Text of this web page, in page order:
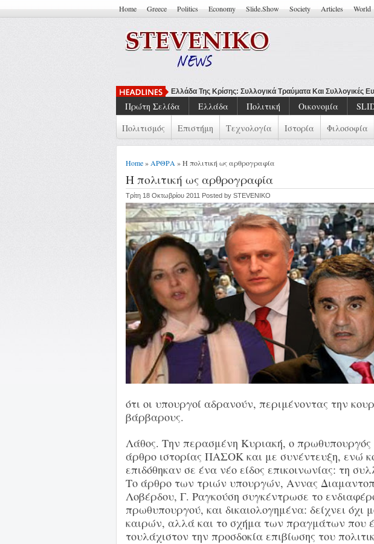
Home Greece Politics Economy Slide.Show Society Articles World
Ελλάδα Της Κρίσης: Συλλογικά Τραύματα Και Συλλογικές
Πρώτη Σελίδα Ελλάδα Πολιτική Οικονομία
Πολιτισμός
Επιστήμη Τεχνολογία Ιστορία Φιλοσοφία
Home» ΑΡΘΡΑ » Η πολιτική ως αρθρογραφία
Η πολιτική ως αρθρογραφία
Τρίτη 18 Οκτωβρίου 2011 Posted by STEVENIKO
ότι οι υπουργοί αδρανούν, περιμένοντας την
βάρβαρους.
Λάθος. Την περασμένη Κυριακή, ο πρωθυπουργός
άρθρο ιστορίας ΠΑΣΟΚ και με συνέντευξη, ενώ
επιδόθηκαν σε ένα νέο είδος επικοινωνίας: τη
Το άρθρο των τριών υπουργών, Αννας
Λοβέρδου, Γ. Ραγκούση συγκέντρωσε το
πρωθυπουργού, και δικαιολογημένα: δείχνει όχι
καιρών, αλλά και το σχήμα των πραγμάτων που
τουλάχιστον την προσδοκία επιβίωσης του